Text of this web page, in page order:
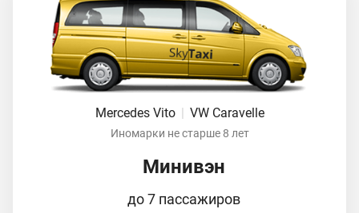
Mercedes Vito VW Caravelle
Иномарки не старше 8 лет
Минивэн
до 7 пассажиров